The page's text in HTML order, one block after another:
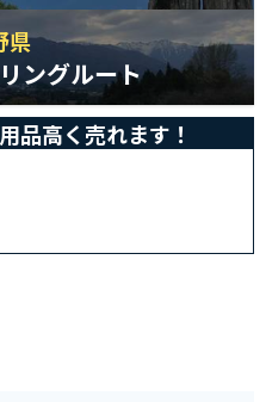
県
ングルート
品高く売れます！